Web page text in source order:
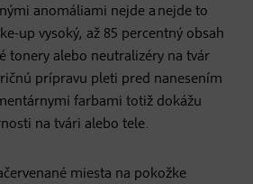
anomáliami nejde a nejde to
up vysoký, až 85 percentný obsah
tonery alebo neutralizéry na tvár
prípravu pleti pred nanesením
farbami totiž dokážu
na tvári alebo tele.
miesta na pokožke